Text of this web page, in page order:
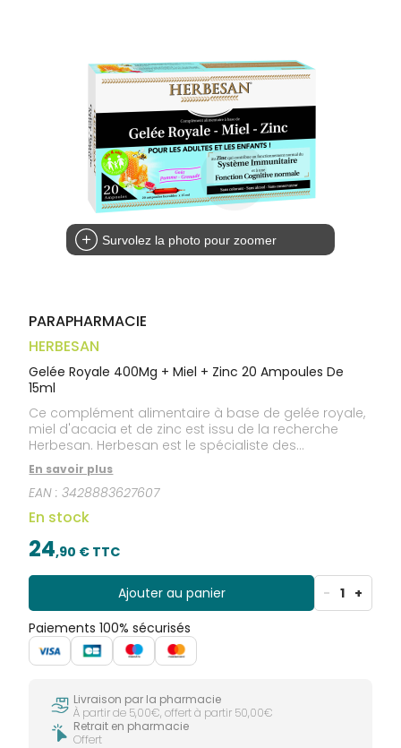
Homme
Visage
Survolez la photo pour zoomer
PARAPHARMACIE
HERBESAN
Gelée Royale 400Mg + Miel + Zinc 20 Ampoules De
15ml
Ce complément alimentaire à base de gelée royale,
miel d'acacia et de zinc est issu de la recherche
Herbesan. Herbesan est le spécialiste des
compléments alimentaires depuis 40 ans. La Gelée
Royale, nourriture exclusive de la reine des abeilles,
qui peut vivre jusqu'à 40 fois plus longtemps qu'une
abeille ouvrière. Le Miel d'Acacia, doux et savoureux,
ainsi que les jus concentrés de pomme et de poire
donnent au produit son goût exceptionnel. Le Zinc.
En savoir plus
EAN :3428883627607
En stock
24,90 € TTC
Ajouter au panier - 1 +
Paiements 100% sécurisés
Livraison par la pharmacie
À partir de 5,00€, offert à partir 50,00€
Retrait en pharmacie
Offert